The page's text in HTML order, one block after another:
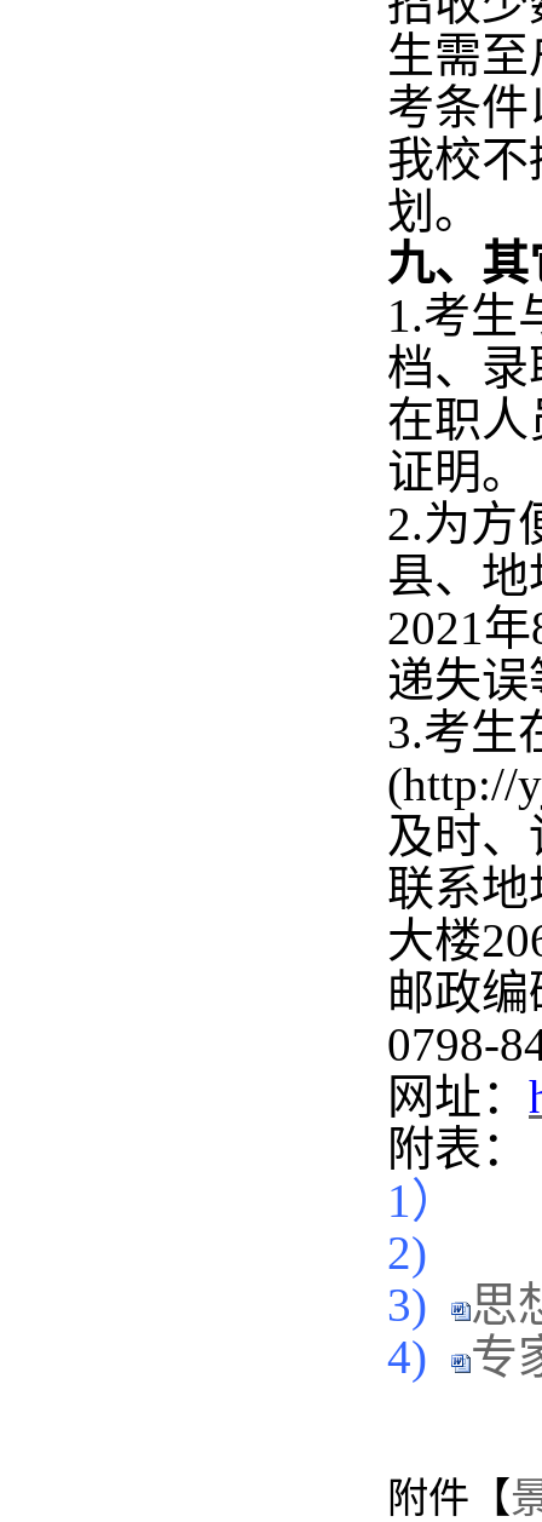
生需
考条
我校
划 。
九、
1.考生
档、
在职
证明。
2.为方
县、
2021 年
递失
3.考生
(http://
及时
联系
大楼
邮政编
0798-
网址：
附表：
1）
2)
3)
思
4)
专
附件【